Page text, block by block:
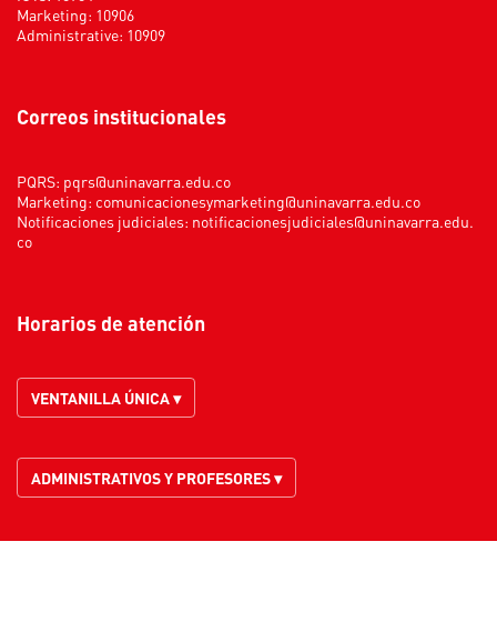
Marketing: 10906
Administrative: 10909
Correos institucionales
PQRS: pqrs@uninavarra.edu.co
Marketing: comunicacionesymarketing@uninavarra.edu.co
Notificaciones judiciales: notificacionesjudiciales@uninavarra.edu.
co
Horarios de atención
VENTANILLA ÚNICA ▾
ADMINISTRATIVOS Y PROFESORES ▾